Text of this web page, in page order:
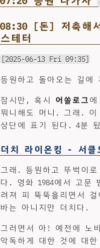
08:30 [돈] 저축해
스테터
[2025-06-13 Fri 09:35]
등원하고 돌아오는 길에
잠시만, 혹시 어쏠로그
뭐니해도 머니. 그래.
상단에 표기 된다. 4분
더치 라이온킹 - 서클
그래. 등원하고 뚜벅이
다. 영화 1984에서 고문
려져 피 뚝뚝흘리면서
바는 아니지만 더치다.
그러면서 아! 예전에 노
악독하게 대한 것에 대